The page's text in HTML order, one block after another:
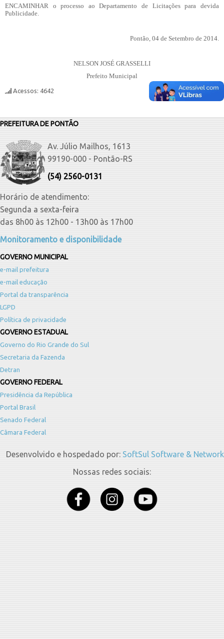
ENCAMINHAR o processo ao Departamento de Licitações para devida
Publicidade.
Pontão, 04 de Setembro de 2014.
NELSON JOSÉ GRASSELLI
Prefeito Municipal
Acessos: 4642
PREFEITURA DE PONTÃO
Av. Júlio Mailhos, 1613
99190-000 - Pontão-RS
(54) 2560-0131
Horário de atendimento:
Segunda a sexta-feira
das 8h00 às 12h00 - 13h00 às 17h00
Monitoramento e disponibilidade
GOVERNO MUNICIPAL
e-mail prefeitura
e-mail educação
Portal da transparência
LGPD
Política de privacidade
GOVERNO ESTADUAL
Governo do Rio Grande do Sul
Secretaria da Fazenda
Detran
GOVERNO FEDERAL
Presidência da República
Portal Brasil
Senado Federal
Câmara Federal
Desenvolvido e hospedado por: SoftSul Software & Network
Nossas redes sociais: